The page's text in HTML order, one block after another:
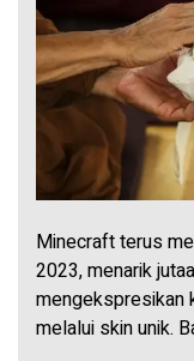
Minecraft terus
2023, menarik
mengekspresikan
melalui skin unik.